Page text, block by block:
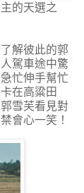
的天選之
解彼此的郭
駕車途中驚
忙伸手幫忙
在高粱田
雪芙看見對
會心一笑！